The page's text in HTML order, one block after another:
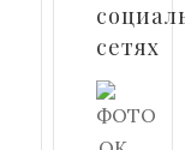
сетях